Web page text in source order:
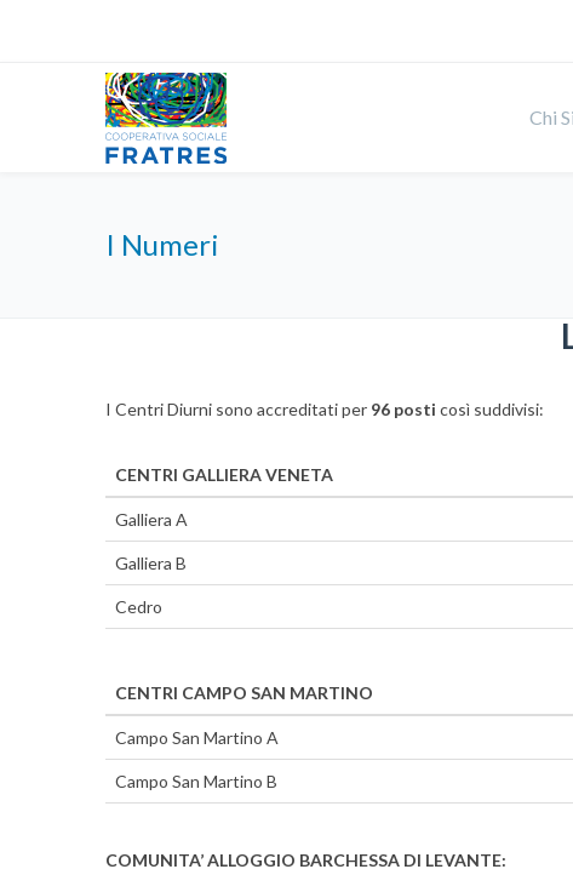
Chi
I Numeri
I Centri Diurni sono accreditati per 96 posti così suddivisi:
CENTRI GALLIERA VENETA
Galliera A
Galliera B
Cedro
CENTRI CAMPO SAN MARTINO
Campo San Martino A
Campo San Martino B
COMUNITA’ ALLOGGIO BARCHESSA DI